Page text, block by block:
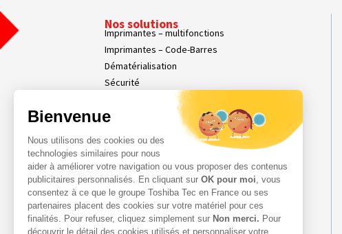
Nos solutions
Imprimantes – multifonctions
Imprimantes – Code-Barres
Dématérialisation
Sécurité
Affichage dynamique
Nos Services
Services Parc d’Impression
Services Professionnels
Demande d'assistance
Contact
Espace Client
Bienvenue
Nous utilisons des cookies ou des
technologies similaires pour nous
aider à améliorer votre navigation ou vous proposer des contenus
publicitaires personnalisés. En cliquant sur OK pour moi , vous
consentez à ce que le groupe Toshiba Tec en France ou ses
partenaires placent des cookies sur votre matériel pour ces
finalités. Pour refuser, cliquez simplement sur Non merci. Pour
découvrir le détail des cookies utilisés et personnaliser votre